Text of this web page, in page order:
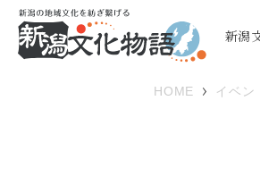
新潟
HOME イベン